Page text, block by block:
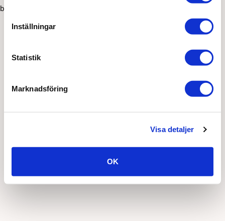
Inställningar
Statistik
Marknadsföring
Visa detaljer
OK
browser console for more information)